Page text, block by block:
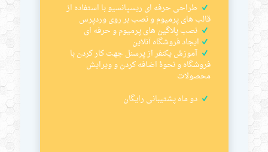
طراحی حرفه ای ریسپانسیو با استفاده از
قالب های پرمیوم و نصب بر روی وردپرس
نصب پلاگین های پرمیوم و حرفه ای
ایجاد فروشگاه آنلاین
آموزش یکنفر از پرسنل جهت کار کردن با
فروشگاه و نحوۀ اضافه کردن و ویرایش
محصولات
دو ماه پشتیبانی رایگان